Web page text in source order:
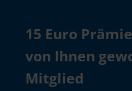
15 Euro
von Ihnen
Mitglied